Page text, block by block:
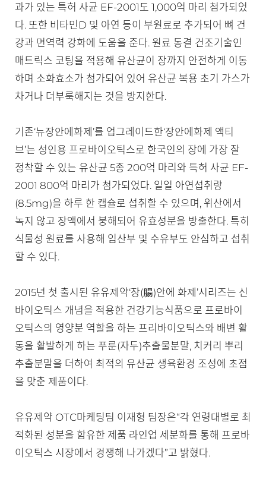
과가 있는 특허 사균 EF-2001도 1,000억 마리 첨가되었
다. 또한 비타민D 및 아연 등이 부원료로 추가되어 뼈 건
강과 면역력 강화에 도움을 준다. 원료 동결 건조기술인
매트릭스 코팅을 적용해 유산균이 장까지 안전하게 이동
하며 소화효소가 첨가되어 있어 유산균 복용 초기 가스가
차거나 더부룩해지는 것을 방지한다.
기존‘뉴장안에화제’를 업그레이드한‘장안에화제 액티
브’는 성인용 프로바이오틱스로 한국인의 장에 가장 잘
정착할 수 있는 유산균 5종 200억 마리와 특허 사균 EF-
2001 800억 마리가 첨가되었다. 일일 아연섭취량
(8.5mg)을 하루 한 캡슐로 섭취할 수 있으며, 위산에서
녹지 않고 장액에서 붕해되어 유효성분을 방출한다. 특히
식물성 원료를 사용해 임산부 및 수유부도 안심하고 섭취
할 수 있다.
2015년 첫 출시된 유유제약‘장(腸)안에 화제’시리즈는 신
바이오틱스 개념을 적용한 건강기능식품으로 프로바이
오틱스의 영양분 역할을 하는 프리바이오틱스와 배변 활
동을 활발하게 하는 푸룬(자두)추출물분말, 치커리 뿌리
추출분말을 더하여 최적의 유산균 생육환경 조성에 초점
을 맞춘 제품이다.
유유제약 OTC마케팅팀 이재형 팀장은“각 연령대별로 최
적화된 성분을 함유한 제품 라인업 세분화를 통해 프로바
이오틱스 시장에서 경쟁해 나가겠다”고 밝혔다.